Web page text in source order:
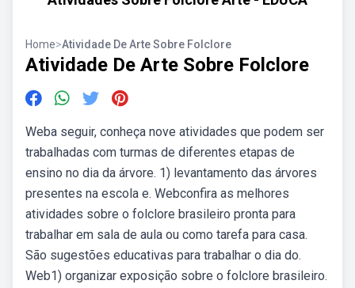
Home>Atividade De Arte Sobre Folclore
Atividade De Arte Sobre Folclore
Weba seguir, conheça nove atividades que podem ser
trabalhadas com turmas de diferentes etapas de
ensino no dia da árvore. 1) levantamento das árvores
presentes na escola e. Webconfira as melhores
atividades sobre o folclore brasileiro pronta para
trabalhar em sala de aula ou como tarefa para casa.
São sugestões educativas para trabalhar o dia do.
Web1) organizar exposição sobre o folclore brasileiro.